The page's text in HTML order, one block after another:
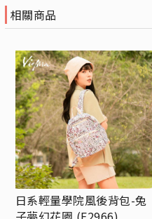
相關商品
日系輕量學院風後背包-兔